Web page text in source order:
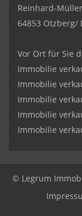
Reinhard-
64853 Otzberg/
Vor Ort für Sie
Immobilie
Immobilie
Immobilie
Immobilie
Immobilie
© Legrum